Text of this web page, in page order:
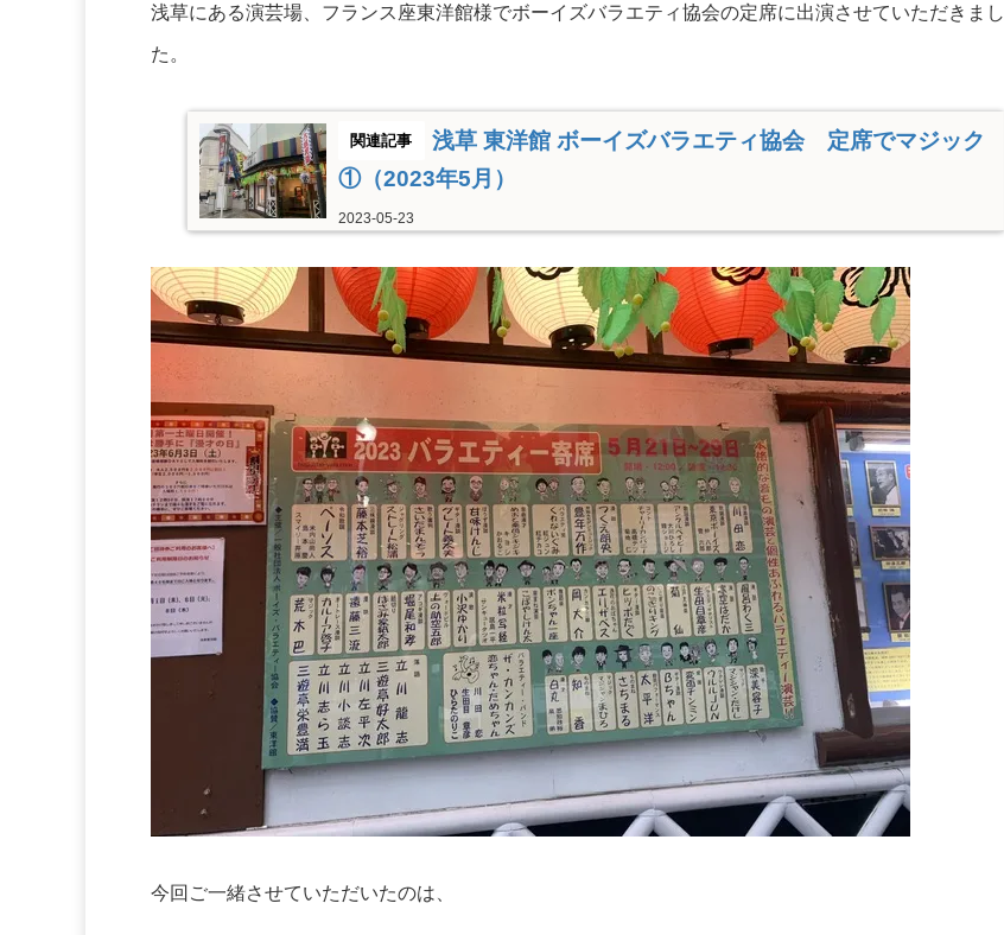
浅草にある演芸場、フランス座東洋館様でボーイズバラエティ協会の定席に出演させていただきまし
た。
浅草 東洋館 ボーイズバラエティ協会 定席でマジック
①（2023年5月）
2023-05-23
今回ご一緒させていただいたのは、